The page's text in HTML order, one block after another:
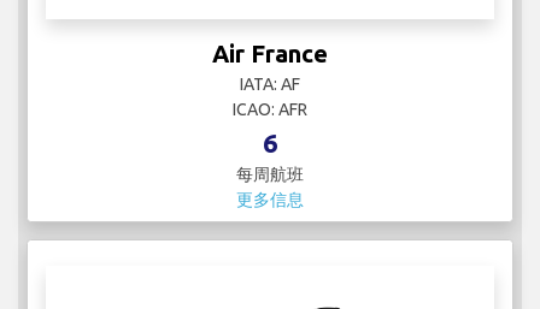
Air France
IATA: AF
ICAO: AFR
6
每周航班
更多信息